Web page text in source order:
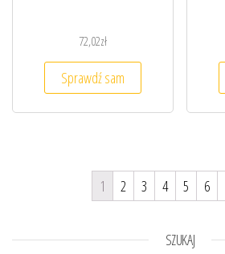
72,02zł
Sprawdź sam
1 2 3 4 5 6
SZUKAJ